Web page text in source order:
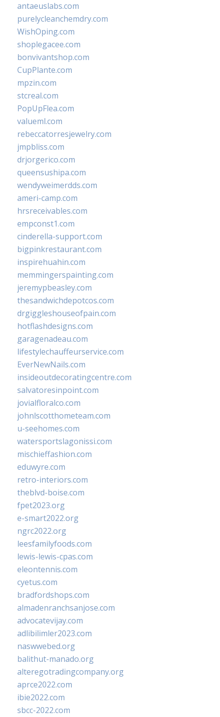
antaeuslabs.com
purelycleanchemdry.com
WishOping.com
shoplegacee.com
bonvivantshop.com
CupPlante.com
mpzin.com
stcreal.com
PopUpFlea.com
valueml.com
rebeccatorresjewelry.com
jmpbliss.com
drjorgerico.com
queensushipa.com
wendyweimerdds.com
ameri-camp.com
hrsreceivables.com
empconst1.com
cinderella-support.com
bigpinkrestaurant.com
inspirehuahin.com
memmingerspainting.com
jeremypbeasley.com
thesandwichdepotcos.com
drgiggleshouseofpain.com
hotflashdesigns.com
garagenadeau.com
lifestylechauffeurservice.com
EverNewNails.com
insideoutdecoratingcentre.com
salvatoresinpoint.com
jovialfloralco.com
johnlscotthometeam.com
u-seehomes.com
watersportslagonissi.com
mischieffashion.com
eduwyre.com
retro-interiors.com
theblvd-boise.com
fpet2023.org
e-smart2022.org
ngrc2022.org
leesfamilyfoods.com
lewis-lewis-cpas.com
eleontennis.com
cyetus.com
bradfordshops.com
almadenranchsanjose.com
advocatevijay.com
adlibilimler2023.com
naswwebed.org
balithut-manado.org
alteregotradingcompany.org
aprce2022.com
ibie2022.com
sbcc-2022.com